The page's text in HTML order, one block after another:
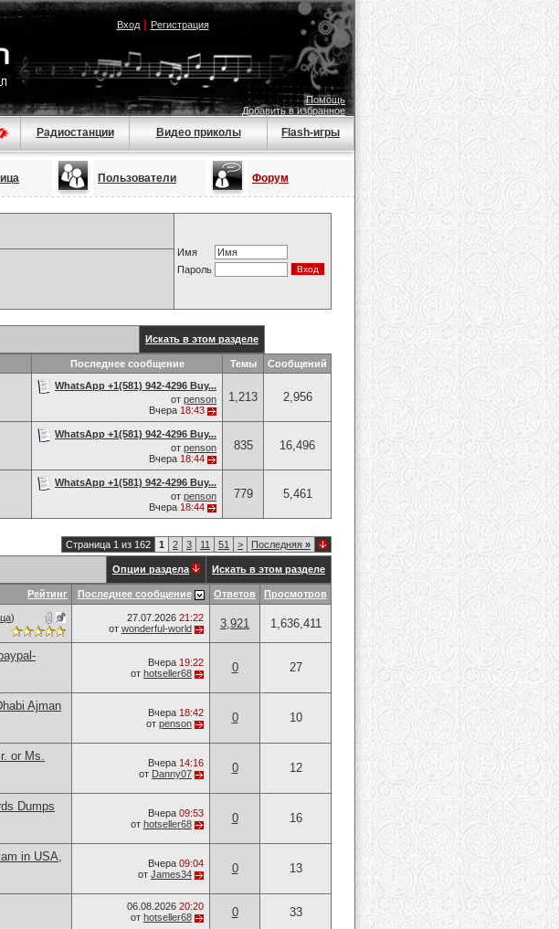
Вход| Регистрация
Помощь
Добавить в избранное
Радиостанции Видео приколы Flash-игры
Пользователи Форум
Имя
Пароль
Искать в этом разделе
Последнее сообщение Темы Сообщений
WhatsApp +1(581) 942-4296 Buy...
от penson
Вчера 18:43
1,213 2,956
WhatsApp +1(581) 942-4296 Buy...
от penson
Вчера 18:44
835 16,496
WhatsApp +1(581) 942-4296 Buy...
от penson
Вчера 18:44
779 5,461
Страница 1 из 162 1 2 3 11 51 > Последняя »
Опции раздела Искать в этом разделе
Рейтинг Последнее сообщение Ответов Просмотров
)
27.07.2026 21:22
от wonderful-world 3,921 1,636,411
Вчера 19:22
от hotseller68 0 27
Ajman
Вчера 18:42
от penson 0 10
or Ms.
Вчера 14:16
от Danny07 0 12
Dumps
Вчера 09:53
от hotseller68 0 16
in USA,
Вчера 09:04
от James34 0 13
06.08.2026 20:20
от hotseller68 0 33